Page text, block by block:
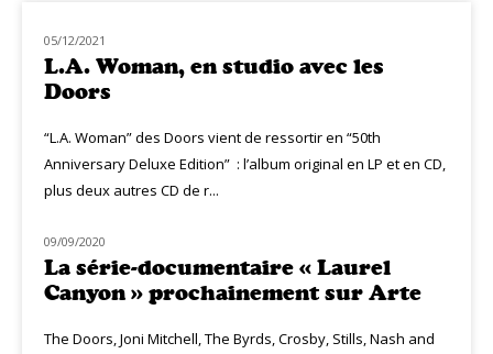
NOUVEAUTÉS
05/12/2021
L.A. Woman, en studio avec les
Doors
“L.A. Woman” des Doors vient de ressortir en “50th
Anniversary Deluxe Edition” : l’album original en LP et en CD,
plus deux autres CD de r...
MUZIQ NEWS
09/09/2020
La série-documentaire « Laurel
Canyon » prochainement sur Arte
The Doors, Joni Mitchell, The Byrds, Crosby, Stills, Nash and